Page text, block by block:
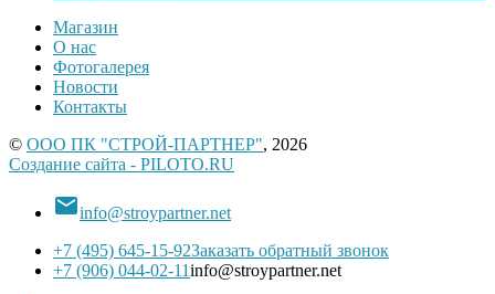
Магазин
О нас
Фотогалерея
Новости
Контакты
© ООО ПК "СТРОЙ-ПАРТНЕР", 2026
Создание сайта - PILOTO.RU
info@stroypartner.net
+7 (495) 645-15-92Заказать обратный звонок
+7 (906) 044-02-11info@stroypartner.net